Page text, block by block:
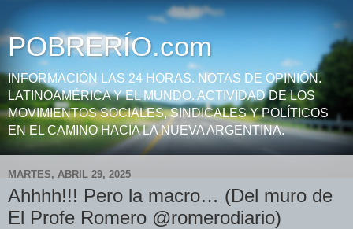
POBRERÍO.com
INFORMACIÓN LAS 24 HORAS. NOTAS DE OPINIÓN.
LATINOAMÉRICA Y EL MUNDO. ACTIVIDAD DE LOS
MOVIMIENTOS SOCIALES, SINDICALES Y POLÍTICOS
EN EL CAMINO HACIA LA NUEVA ARGENTINA.
MARTES, ABRIL 29, 2025
Ahhhh!!! Pero la macro… (Del muro de
El Profe Romero @romerodiario)